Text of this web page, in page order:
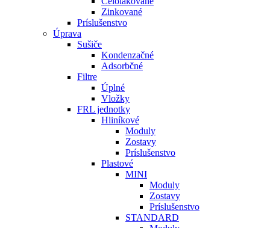
Zinkované
Príslušenstvo
Úprava
Sušiče
Kondenzačné
Adsorbčné
Filtre
Úplné
Vložky
FRL jednotky
Hliníkové
Moduly
Zostavy
Príslušenstvo
Plastové
MINI
Moduly
Zostavy
Príslušenstvo
STANDARD